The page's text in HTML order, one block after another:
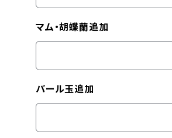
マム・胡蝶蘭追加
パール玉追加